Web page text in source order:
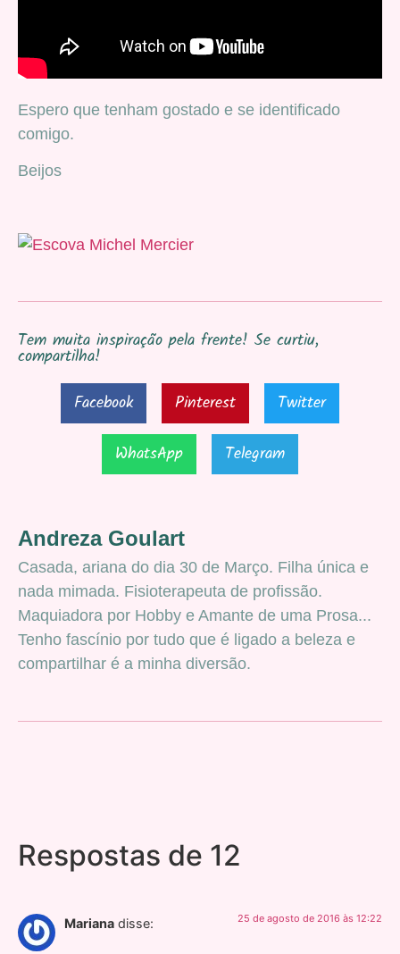
Espero que tenham gostado e se identificado
comigo.
Beijos
Tem muita inspiração pela frente! Se curtiu,
compartilha!
Facebook
Pinterest
Twitter
WhatsApp
Telegram
Andreza Goulart
Casada, ariana do dia 30 de Março. Filha única e
nada mimada. Fisioterapeuta de profissão.
Maquiadora por Hobby e Amante de uma Prosa...
Tenho fascínio por tudo que é ligado a beleza e
compartilhar é a minha diversão.
Respostas de 12
Mariana disse: 25 de agosto de 2016 às 12:22